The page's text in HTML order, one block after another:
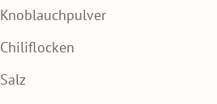
Knoblauchpulver
Chiliflocken
Salz